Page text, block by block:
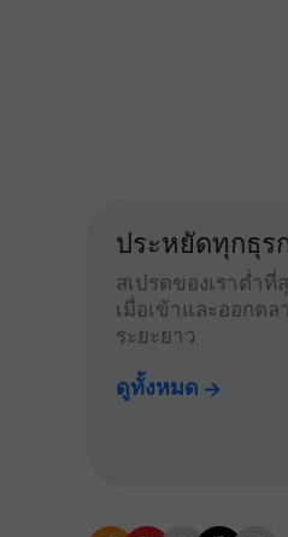
ประหยัดทุกธุร
สเปรดของเราต่ำ
เมื่อเข้าและออกต
ระยะยาว
ดูทั้งหมด